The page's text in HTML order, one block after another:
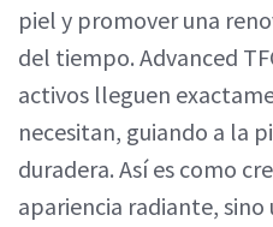
piel y promover una
del tiempo. Advanced
activos lleguen
necesitan, guiando a la
duradera. Así es como
apariencia radiante,